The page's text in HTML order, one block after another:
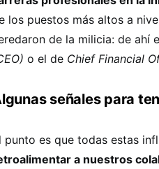
los puestos más altos a
de la milicia: de ahí
o el de Chief Financial
señales para
punto es que todas estas
a nuestros